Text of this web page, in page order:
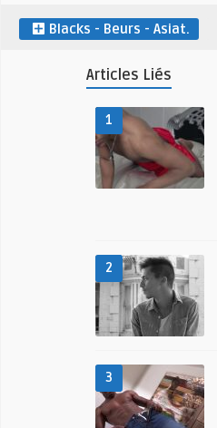
Blacks - Beurs - Asiat.
Articles Liés
1
2
3